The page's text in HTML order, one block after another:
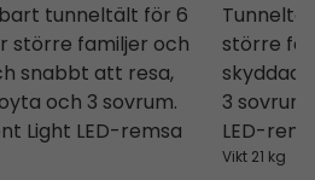
tunneltält för 6
större familjer och
snabbt att resa,
och 3 sovrum.
Light LED-remsa
större
skyddad
3
LED-
Vikt 21 kg